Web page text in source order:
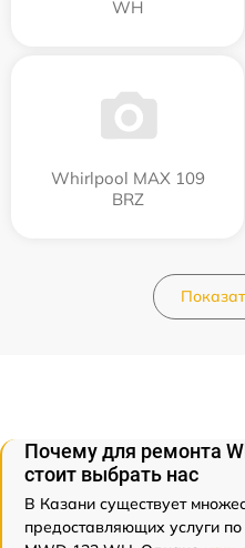
WH
Whirlpool MAX 109
BRZ
Почему для ремонта
стоит выбрать нас
В Казани существует
предоставляющих услуги